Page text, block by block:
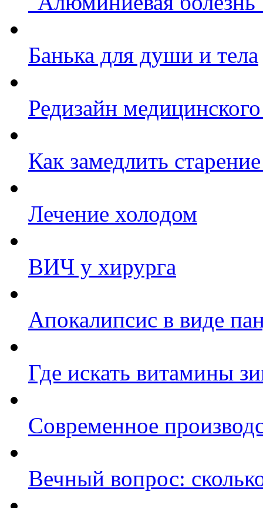
Банька для души и тела
Редизайн
Как замедлить
Лечение холодом
ВИЧ у хирурга
Апокалипсис в виде
Где искать витамины
Современное
Вечный вопрос: